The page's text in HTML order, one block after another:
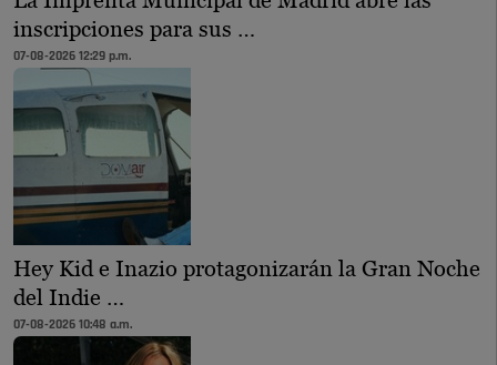
inscripciones para sus …
07-08-2026 12:29 p.m.
Hey Kid e Inazio protagonizarán la Gran Noche
del Indie …
07-08-2026 10:48 a.m.